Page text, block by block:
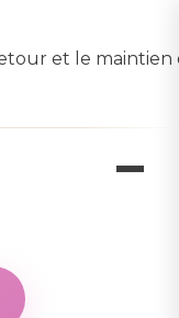
f ins @
et le maintien